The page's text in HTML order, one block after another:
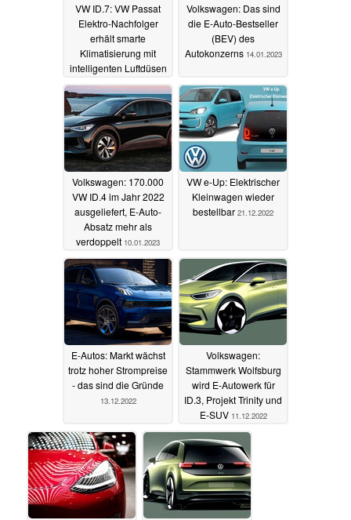
VW ID.7: VW Passat
Elektro-Nachfolger
erhält smarte
Klimatisierung mit
intelligenten Luftdüsen
19.01.2023
Volkswagen: Das sind
die E-Auto-Bestseller
(BEV) des
Autokonzerns 14.01.2023
Volkswagen: 170.000
VW ID.4 im Jahr 2022
ausgeliefert, E-Auto-
Absatz mehr als
verdoppelt 10.01.2023
VW e-Up: Elektrischer
Kleinwagen wieder
bestellbar 21.12.2022
E-Autos: Markt wächst
trotz hoher Strompreise
- das sind die Gründe
13.12.2022
Volkswagen:
Stammwerk Wolfsburg
wird E-Autowerk für
ID.3, Projekt Trinity und
E-SUV 11.12.2022